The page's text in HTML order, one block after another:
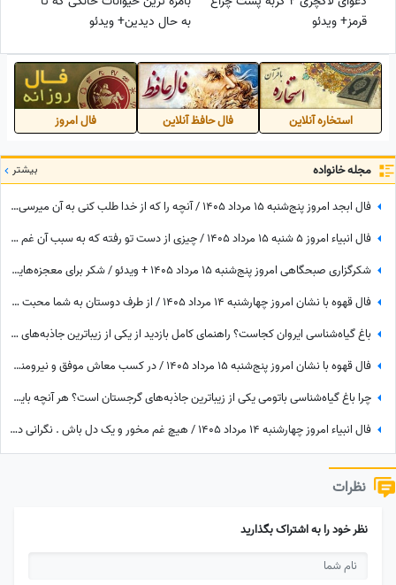
قرمز+ ویدئو
به حال دیدین+ ویدئو
استخاره آنلاین فال حافظ آنلاین فال امروز
مجله خانواده بیشتر
فال ابجد امروز پنج‌شنبه 15 مرداد 1405 / آنچه را که از خدا طلب کنی به آن میرسی اما ...
فال انبیاء امروز 5 شنبه 15 مرداد 1405 / چیزی از دست تو رفته که به سبب آن غم واندوه می‌خوری، اما ...
شکرگزاری صبحگاهی امروز پنج‌شنبه 15 مرداد 1405 + ویدئو / شکر برای معجزه‌هایی که دیدم، برای نعمت‌هایی که هنوز ندیده‌ام، و برای آرزوهایی که همین حالا در مسیر رسیدن به من هستند
فال قهوه با نشان امروز چهارشنبه 14 مرداد 1405 / از طرف دوستان به شما محبت می‌شود و هدیه گرانبهایی دریافت خواهید کرد
باغ گیاه‌شناسی ایروان کجاست؟ راهنمای کامل بازدید از یکی از زیباترین جاذبه‌های طبیعی ارمنستان، مسیر دسترسی، امکانات و بهترین زمان سفر
فال قهوه با نشان امروز پنج‌شنبه 15 مرداد 1405 / در کسب معاش موفق و نیرومند هستید و بر دشمنان غلبه می‌کنید مخصوصا بر ...
چرا باغ گیاه‌شناسی باتومی یکی از زیباترین جاذبه‌های گرجستان است؟ هر آنچه باید قبل از بازدید بدانید
فال انبیاء امروز چهارشنبه 14 مرداد 1405 / هیچ غم مخور و یک دل باش . نگرانی داری ولیکن در دل خود غم راه مده
نظرات
نظر خود را به اشتراک بگذارید